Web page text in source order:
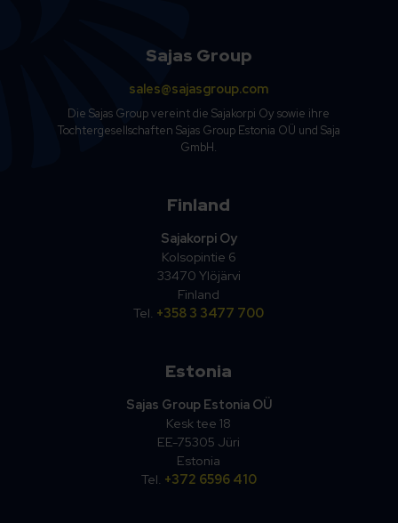
Sajas Group
sales@sajasgroup.com
Die Sajas Group vereint die Sajakorpi Oy sowie ihre
Tochtergesellschaften Sajas Group Estonia OÜ und Saja
GmbH.
Finland
Sajakorpi Oy
Kolsopintie 6
33470 Ylöjärvi
Finland
Tel. +358 3 3477 700
Estonia
Sajas Group Estonia OÜ
Kesk tee 18
EE-75305 Jüri
Estonia
Tel. +372 6596 410